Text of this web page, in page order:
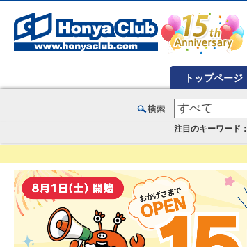
トップページ
注目のキーワード：